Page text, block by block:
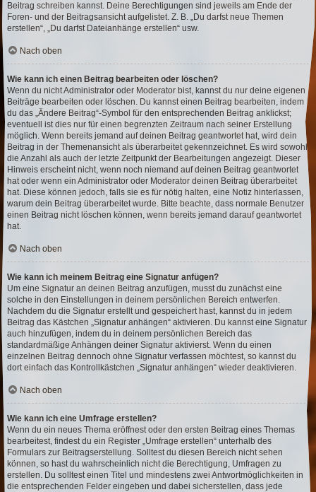
Beitrag schreiben kannst. Deine Berechtigungen sind jeweils am Ende der
Foren- und der Beitragsansicht aufgelistet. Z. B. „Du darfst neue Themen
erstellen“, „Du darfst Dateianhänge erstellen“ usw.
Nach oben
Wie kann ich einen Beitrag bearbeiten oder löschen?
Wenn du nicht Administrator oder Moderator bist, kannst du nur deine eigenen
Beiträge bearbeiten oder löschen. Du kannst einen Beitrag bearbeiten, indem
du das „Ändere Beitrag“-Symbol für den entsprechenden Beitrag anklickst;
eventuell ist dies nur für einen begrenzten Zeitraum nach seiner Erstellung
möglich. Wenn bereits jemand auf deinen Beitrag geantwortet hat, wird dein
Beitrag in der Themenansicht als überarbeitet gekennzeichnet. Es wird sowohl
die Anzahl als auch der letzte Zeitpunkt der Bearbeitungen angezeigt. Dieser
Hinweis erscheint nicht, wenn noch niemand auf deinen Beitrag geantwortet
hat oder wenn ein Administrator oder Moderator deinen Beitrag überarbeitet
hat. Diese können jedoch, falls sie es für nötig halten, eine Notiz hinterlassen,
warum dein Beitrag überarbeitet wurde. Bitte beachte, dass normale Benutzer
einen Beitrag nicht löschen können, wenn bereits jemand darauf geantwortet
hat.
Nach oben
Wie kann ich meinem Beitrag eine Signatur anfügen?
Um eine Signatur an deinen Beitrag anzufügen, musst du zunächst eine
solche in den Einstellungen in deinem persönlichen Bereich entwerfen.
Nachdem du die Signatur erstellt und gespeichert hast, kannst du in jedem
Beitrag das Kästchen „Signatur anhängen“ aktivieren. Du kannst eine Signatur
auch hinzufügen, indem du in deinem persönlichen Bereich das
standardmäßige Anhängen deiner Signatur aktivierst. Wenn du einen
einzelnen Beitrag dennoch ohne Signatur verfassen möchtest, so kannst du
dort einfach das Kontrollkästchen „Signatur anhängen“ wieder deaktivieren.
Nach oben
Wie kann ich eine Umfrage erstellen?
Wenn du ein neues Thema eröffnest oder den ersten Beitrag eines Themas
bearbeitest, findest du ein Register „Umfrage erstellen“ unterhalb des
Formulars zur Beitragserstellung. Solltest du diesen Bereich nicht sehen
können, so hast du wahrscheinlich nicht die Berechtigung, Umfragen zu
erstellen. Du solltest einen Titel und mindestens zwei Antwortmöglichkeiten in
die entsprechenden Felder eingeben und dabei sicherstellen, dass jede